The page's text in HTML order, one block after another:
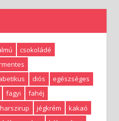
csokoládé
diós
egészséges
fagyi
fahéj
jégkrém
kakaó